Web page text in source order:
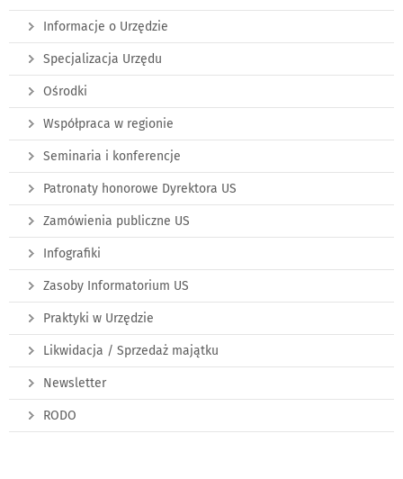
Informacje o Urzędzie
Specjalizacja Urzędu
Ośrodki
Współpraca w regionie
Seminaria i konferencje
Patronaty honorowe Dyrektora US
Zamówienia publiczne US
Infografiki
Zasoby Informatorium US
Praktyki w Urzędzie
Likwidacja / Sprzedaż majątku
Newsletter
RODO